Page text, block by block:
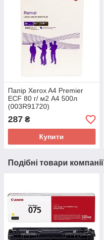
Папір Xerox A4 Premier
ECF 80 г/ м2 A4 500л
(003R91720)
287 ₴
Купити
Подібні товари компанії